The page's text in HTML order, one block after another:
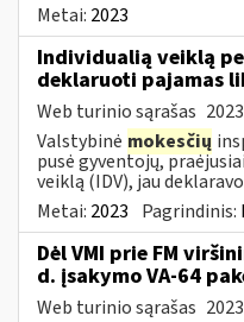
Metai: 2023
Individualią veiklą
deklaruoti pajamas
Web turinio sąrašas
Valstybinė mokesčių
pusė gyventojų,
veiklą (IDV), jau
Metai: 2023 Pagrindinis:
Dėl VMI prie FM
d. įsakymo VA-64
Web turinio sąrašas